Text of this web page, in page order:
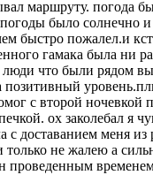
маршруту. погода
было солнечно и
быстро пожалел.и
гамака была ни
люди что были рядом
позитивный
с второй ночевкой
ох заколебал я
с доставанием меня
только не жалею а
проведенным